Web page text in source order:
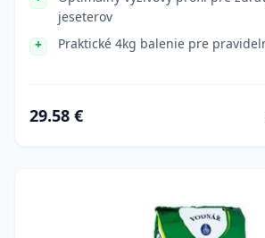
jeseterov
Praktické 4kg balenie pre
29.58 €